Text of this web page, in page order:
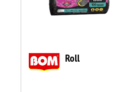
Roll